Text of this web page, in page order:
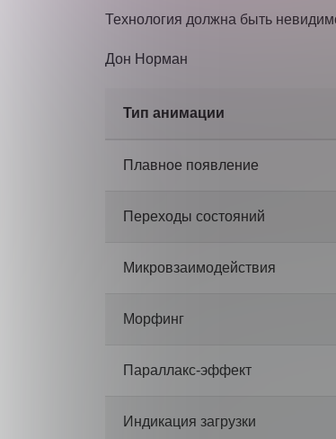
Технология должна быть
Дон Норман
Тип анимации
Плавное появление
Переходы состояний
Микровзаимодействия
Морфинг
Параллакс-эффект
Индикация загрузки